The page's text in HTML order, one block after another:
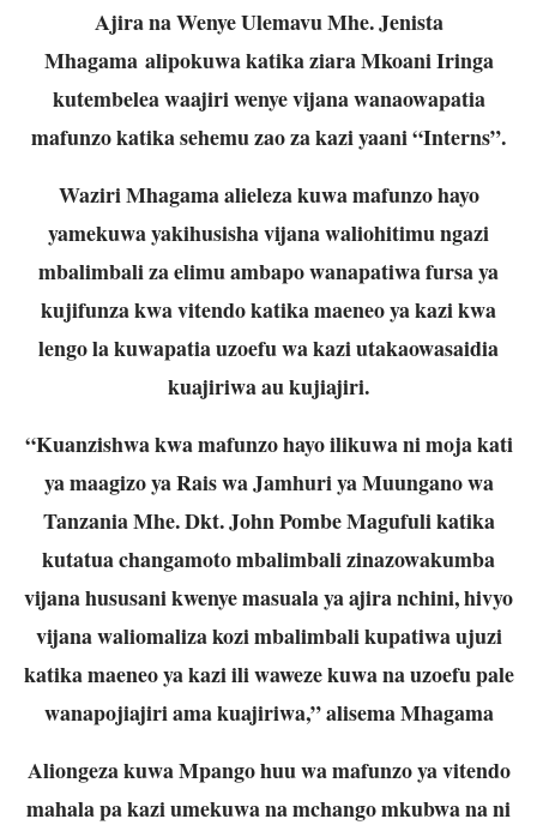
Ajira na Wenye Ulemavu Mhe. Jenista
Mhagama alipokuwa katika ziara Mkoani Iringa
kutembelea waajiri wenye vijana wanaowapatia
mafunzo katika sehemu zao za kazi yaani “Interns”.
Waziri Mhagama alieleza kuwa mafunzo hayo
yamekuwa yakihusisha vijana waliohitimu ngazi
mbalimbali za elimu ambapo wanapatiwa fursa ya
kujifunza kwa vitendo katika maeneo ya kazi kwa
lengo la kuwapatia uzoefu wa kazi utakaowasaidia
kuajiriwa au kujiajiri.
“Kuanzishwa kwa mafunzo hayo ilikuwa ni moja kati
ya maagizo ya Rais wa Jamhuri ya Muungano wa
Tanzania Mhe. Dkt. John Pombe Magufuli katika
kutatua changamoto mbalimbali zinazowakumba
vijana hususani kwenye masuala ya ajira nchini, hivyo
vijana waliomaliza kozi mbalimbali kupatiwa ujuzi
katika maeneo ya kazi ili waweze kuwa na uzoefu pale
wanapojiajiri ama kuajiriwa,” alisema Mhagama
Aliongeza kuwa Mpango huu wa mafunzo ya vitendo
mahala pa kazi umekuwa na mchango mkubwa na ni